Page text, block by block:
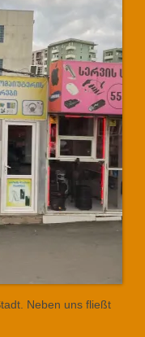
Neben uns fließt